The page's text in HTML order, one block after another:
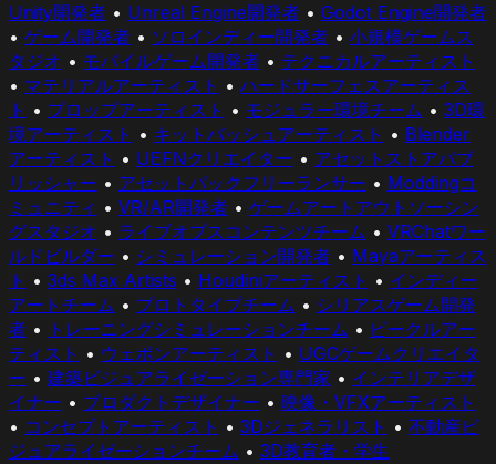
Unity開発者 • Unreal Engine開発者 • Godot Engine開発者
• ゲーム開発者 • ソロインディー開発者 • 小規模ゲームス
タジオ • モバイルゲーム開発者 • テクニカルアーティスト
• マテリアルアーティスト • ハードサーフェスアーティス
ト • プロップアーティスト • モジュラー環境チーム • 3D環
境アーティスト • キットバッシュアーティスト • Blender
アーティスト • UEFNクリエイター • アセットストアパブ
リッシャー • アセットパックフリーランサー • Moddingコ
ミュニティ • VR/AR開発者 • ゲームアートアウトソーシン
グスタジオ • ライブオプスコンテンツチーム • VRChatワー
ルドビルダー • シミュレーション開発者 • Mayaアーティス
ト • 3ds Max Artists • Houdiniアーティスト • インディー
アートチーム • プロトタイプチーム • シリアスゲーム開発
者 • トレーニングシミュレーションチーム • ビークルアー
ティスト • ウェポンアーティスト • UGCゲームクリエイタ
ー • 建築ビジュアライゼーション専門家 • インテリアデザ
イナー • プロダクトデザイナー • 映像・VFXアーティスト
• コンセプトアーティスト • 3Dジェネラリスト • 不動産ビ
ジュアライゼーションチーム • 3D教育者・学生